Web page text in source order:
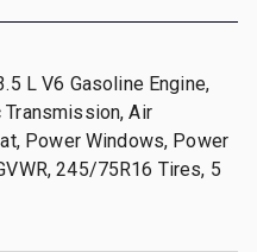
L V6 Gasoline Engine,
Transmission, Air
Power Windows, Power
245/75R16 Tires, 5